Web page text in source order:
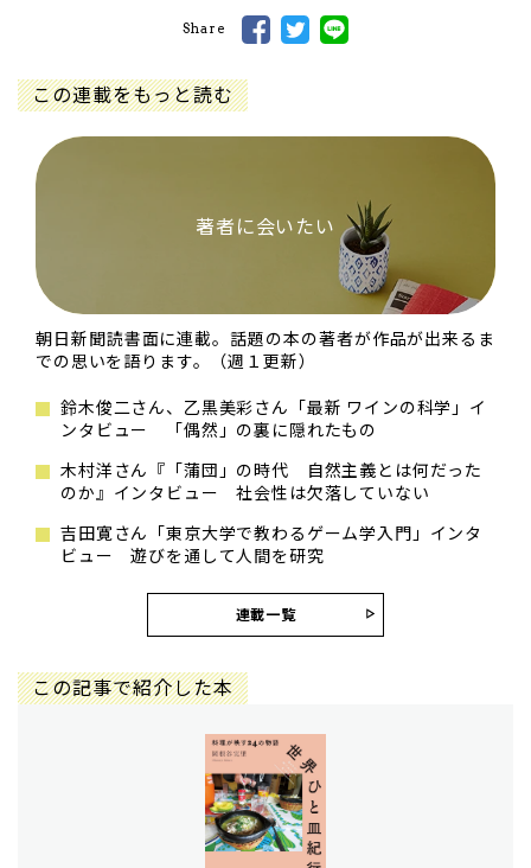
Share
この連載をもっと読む
著者に会いたい
朝日新聞読書面に連載。話題の本の著者が作品が出来るま
での思いを語ります。（週１更新）
鈴木俊二さん、乙黒美彩さん「最新 ワインの科学」イ
ンタビュー 「偶然」の裏に隠れたもの
木村洋さん『「蒲団」の時代 自然主義とは何だった
のか』インタビュー 社会性は欠落していない
吉田寛さん「東京大学で教わるゲーム学入門」インタ
ビュー 遊びを通して人間を研究
連載一覧
この記事で紹介した本